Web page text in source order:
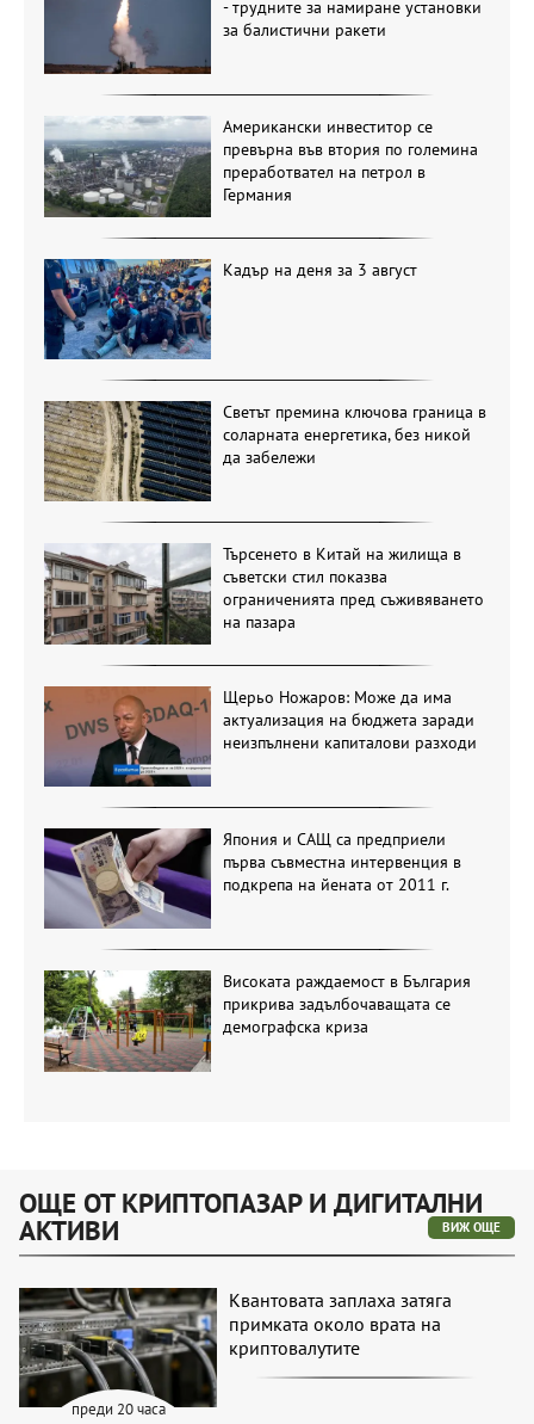
- трудните за намиране установки
за балистични ракети
Американски инвеститор се
превърна във втория по големина
преработвател на петрол в
Германия
Кадър на деня за 3 август
Светът премина ключова граница в
соларната енергетика, без никой
да забележи
Търсенето в Китай на жилища в
съветски стил показва
ограниченията пред съживяването
на пазара
Щерьо Ножаров: Може да има
актуализация на бюджета заради
неизпълнени капиталови разходи
Япония и САЩ са предприели
първа съвместна интервенция в
подкрепа на йената от 2011 г.
Високата раждаемост в България
прикрива задълбочаващата се
демографска криза
ОЩЕ ОТ КРИПТОПАЗАР И ДИГИТАЛНИ
АКТИВИ ВИЖ ОЩЕ
преди 20 часа
Квантовата заплаха затяга
примката около врата на
криптовалутите